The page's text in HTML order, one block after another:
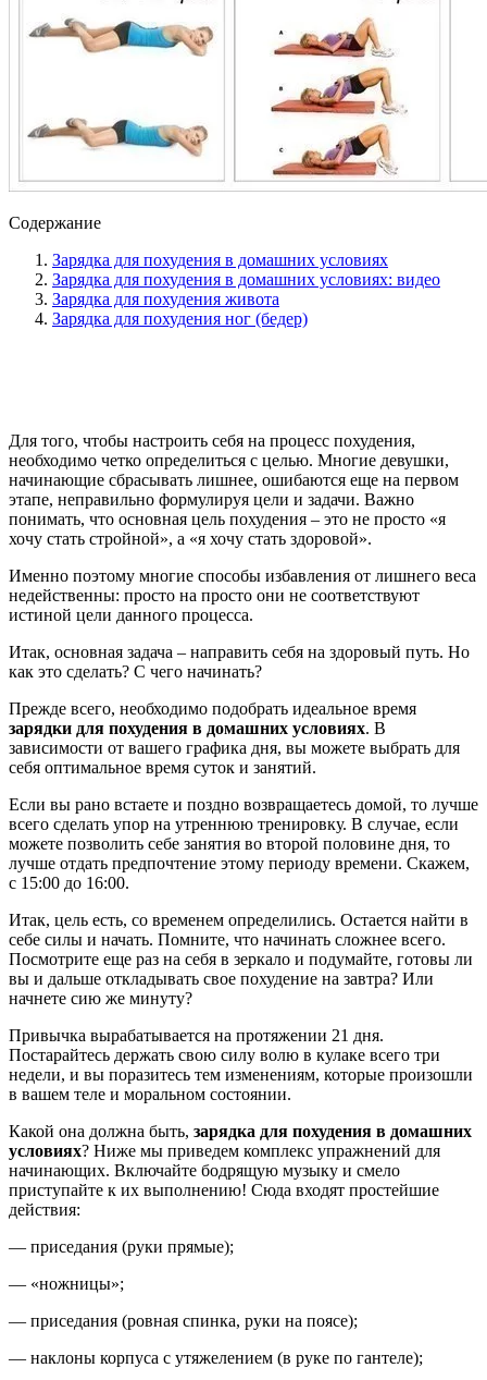
Содержание
Зарядка для похудения в домашних условиях
Зарядка для похудения в домашних условиях: видео
Зарядка для похудения живота
Зарядка для похудения ног (бедер)
Для того, чтобы настроить себя на процесс похудения,
необходимо четко определиться с целью. Многие девушки,
начинающие сбрасывать лишнее, ошибаются еще на первом
этапе, неправильно формулируя цели и задачи. Важно
понимать, что основная цель похудения – это не просто «я
хочу стать стройной», а «я хочу стать здоровой».
Именно поэтому многие способы избавления от лишнего веса
недейственны: просто на просто они не соответствуют
истиной цели данного процесса.
Итак, основная задача – направить себя на здоровый путь. Но
как это сделать? С чего начинать?
Прежде всего, необходимо подобрать идеальное время
зарядки для похудения в домашних условиях. В
зависимости от вашего графика дня, вы можете выбрать для
себя оптимальное время суток и занятий.
Если вы рано встаете и поздно возвращаетесь домой, то лучше
всего сделать упор на утреннюю тренировку. В случае, если
можете позволить себе занятия во второй половине дня, то
лучше отдать предпочтение этому периоду времени. Скажем,
с 15:00 до 16:00.
Итак, цель есть, со временем определились. Остается найти в
себе силы и начать. Помните, что начинать сложнее всего.
Посмотрите еще раз на себя в зеркало и подумайте, готовы ли
вы и дальше откладывать свое похудение на завтра? Или
начнете сию же минуту?
Привычка вырабатывается на протяжении 21 дня.
Постарайтесь держать свою силу волю в кулаке всего три
недели, и вы поразитесь тем изменениям, которые произошли
в вашем теле и моральном состоянии.
Какой она должна быть, зарядка для похудения в домашних
условиях? Ниже мы приведем комплекс упражнений для
начинающих. Включайте бодрящую музыку и смело
приступайте к их выполнению! Сюда входят простейшие
действия:
— приседания (руки прямые);
— «ножницы»;
— приседания (ровная спинка, руки на поясе);
— наклоны корпуса с утяжелением (в руке по гантеле);